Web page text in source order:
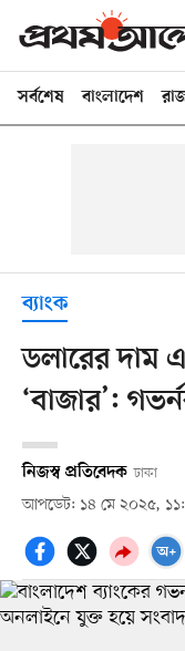
সর্বশেষ বাংলাদেশ
ব্যাংক
ডলারের দাম
‘বাজার’:
নিজস্ব প্রতিবেদক ঢাকা
আপডেট: ১৪ মে ২০২৫,